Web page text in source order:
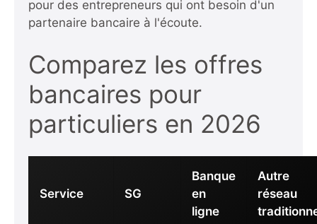
pour des entrepreneurs qui ont besoin d'un
partenaire bancaire à l'écoute.
Comparez les offres
bancaires pour
particuliers en 2026
Service SG
Banque
en
ligne
Autre
réseau